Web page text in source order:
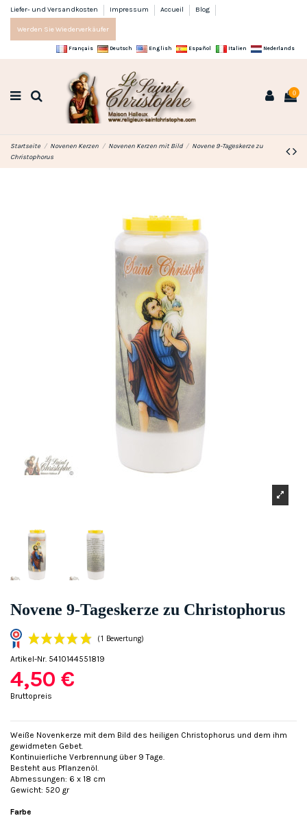
Liefer- und Versandkosten Impressum Accueil Blog
Werden Sie Wiederverkäufer
Français Deutsch English Español Italien Nederlands
0
Startseite Novenen Kerzen Novenen Kerzen mit Bild
Novene 9-Tageskerze zu
Christophorus
Novene 9-Tageskerze zu Christophorus
Artikel-Nr. 5410144551819
4,50 €
Bruttopreis
Weiße Novenkerze mit dem Bild des heiligen Christophorus und dem ihm
gewidmeten Gebet.
Kontinuierliche Verbrennung über 9 Tage.
Besteht aus Pflanzenöl.
Abmessungen: 6 x 18 cm
Gewicht: 520 gr
Farbe